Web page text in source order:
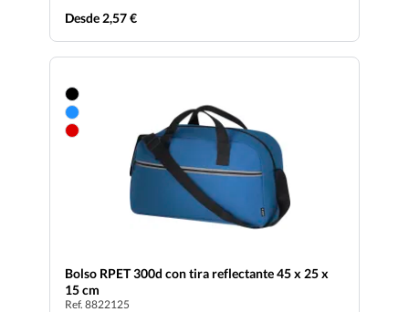
Desde 2,57 €
Bolso RPET 300d con tira reflectante 45 x 25 x
15 cm
Ref. 8822125